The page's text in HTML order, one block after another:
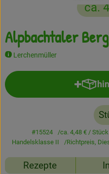
Gratis Ökokiste im Wert
Entdecken
Über uns
Alpbachtaler
Lerchenmüller
ca.
#15524 ca. 4,48 € / Stück
Handelsklasse II
Richtpreis,
Rezepte